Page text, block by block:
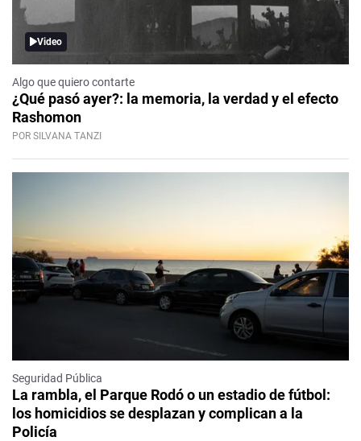
Video
Algo que quiero contarte
¿Qué pasó ayer?: la memoria, la verdad y el efecto
Rashomon
POR SILVANA TANZI
Seguridad Pública
La rambla, el Parque Rodó o un estadio de fútbol:
los homicidios se desplazan y complican a la
Policía